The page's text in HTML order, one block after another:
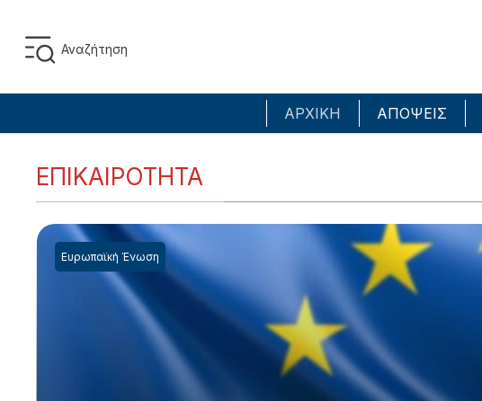
ΑΡΧΙΚΗ ΑΠΟΨΕΙΣ
ΕΠΙΚΑΙΡΟΤΗΤΑ
Ευρωπαϊκή Ένωση